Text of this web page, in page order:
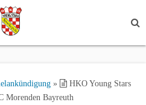
»
HKO Young Stars
Morenden Bayreuth